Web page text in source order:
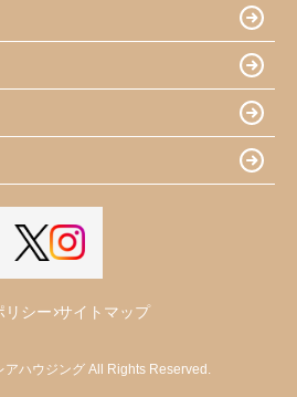
リシー サイトマップ
アハウジング All Rights Reserved.